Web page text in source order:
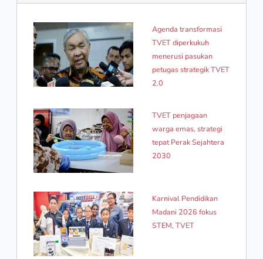
Agenda transformasi
TVET diperkukuh
menerusi pasukan
petugas strategik TVET
2.0
TVET penjagaan
warga emas, strategi
tepat Perak Sejahtera
2030
Karnival Pendidikan
Madani 2026 fokus
STEM, TVET